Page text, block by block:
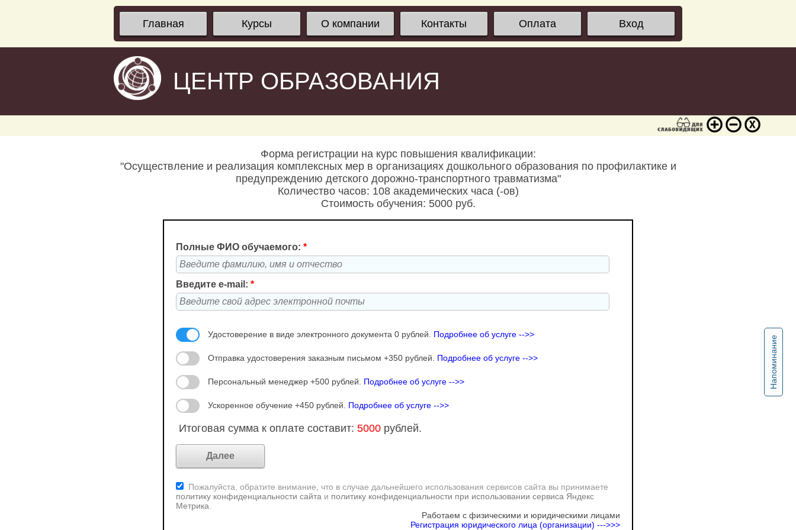
Главная Курсы О компании Контакты Оплата Вход
ЦЕНТР ОБРАЗОВАНИЯ
Напоминание
Форма регистрации на курс повышения квалификации:
"Осуществление и реализация комплексных мер в организациях дошкольного образования по профилактике и
предупреждению детского дорожно-транспортного травматизма"
Количество часов: 108 академических часа (-ов)
Стоимость обучения: 5000 руб.
Полные ФИО обучаемого: *
Введите e-mail: *
Удостоверение в виде электронного документа 0 рублей. Подробнее об услуге -->>
Отправка удостоверения заказным письмом +350 рублей. Подробнее об услуге -->>
Персональный менеджер +500 рублей. Подробнее об услуге -->>
Ускоренное обучение +450 рублей. Подробнее об услуге -->>
Итоговая сумма к оплате составит: 5000 рублей.
Пожалуйста, обратите внимание, что в случае дальнейшего использования сервисов сайта вы принимаете
политику конфиденциальности сайта и политику конфиденциальности при использовании сервиса Яндекс
Метрика
Работаем с физическими и юридическими лицами
Регистрация юридического лица (организации) --->>>